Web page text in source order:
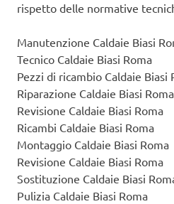
rispetto delle normative
Manutenzione Caldaie Biasi
Tecnico Caldaie Biasi Roma
Pezzi di ricambio Caldaie Biasi
Riparazione Caldaie Biasi Roma
Revisione Caldaie Biasi Roma
Ricambi Caldaie Biasi Roma
Montaggio Caldaie Biasi Roma
Revisione Caldaie Biasi Roma
Sostituzione Caldaie Biasi
Pulizia Caldaie Biasi Roma